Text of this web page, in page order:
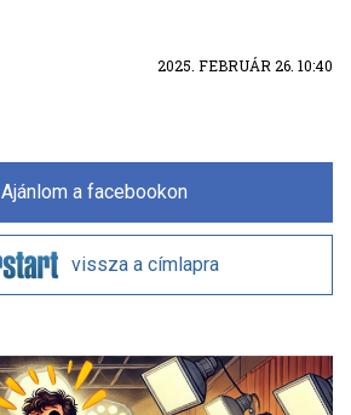
2025. FEBRUÁR 26. 10:40
Ajánlom a facebookon
vissza a címlapra